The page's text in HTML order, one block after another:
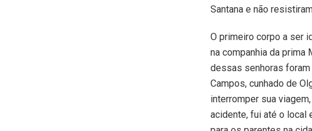
Santana e não
O primeiro corpo a ser
na companhia da prima
dessas senhoras
Campos, cunhado de
interromper sua
acidente, fui até o local